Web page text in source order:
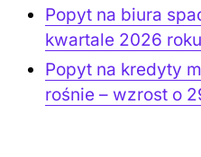
Popyt na biura
kwartale 2026 roku
Popyt na kredyty
rośnie – wzrost o